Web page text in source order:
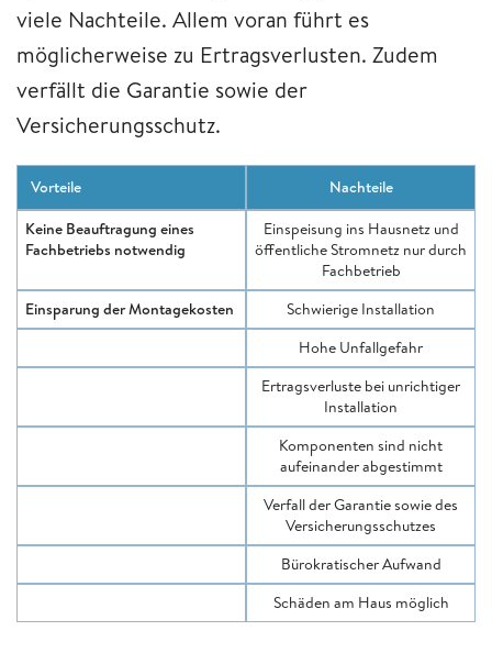
viele Nachteile. Allem voran führt es
möglicherweise zu Ertragsverlusten. Zudem
verfällt die Garantie sowie der
Versicherungsschutz.
Vorteile
Nachteile
Keine Beauftragung eines
Fachbetriebs notwendig
Einspeisung ins Hausnetz und
öffentliche Stromnetz nur durch
Fachbetrieb
Einsparung der Montagekosten
Schwierige Installation
Hohe Unfallgefahr
Ertragsverluste bei unrichtiger
Installation
Komponenten sind nicht
aufeinander abgestimmt
Verfall der Garantie sowie des
Versicherungsschutzes
Bürokratischer Aufwand
Schäden am Haus möglich